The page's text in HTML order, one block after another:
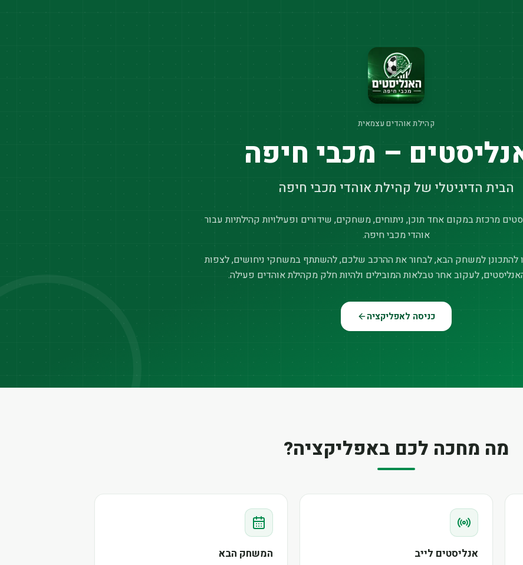
קהילת אוהדים עצמאית
– מכבי חיפה
הבית הדיגיטלי של קהילת אוהדי מכבי חיפה
מרכזת במקום אחד תוכן, ניתוחים, משחקים, שידורים ופעילויות קהילתיות עבור
אוהדי מכבי חיפה.
להתכונן למשחק הבא, לבחור את ההרכב שלכם, להשתתף במשחקי ניחושים, לצפות
לעקוב אחר טבלאות המובילים ולהיות חלק מקהילת אוהדים פעילה.
כניסה לאפליקציה
מה מחכה לכם באפליקציה?
אנליסטים לייב המשחק הבא